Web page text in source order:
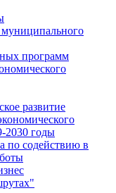
программ
развитие
2030 годы
по содействию в